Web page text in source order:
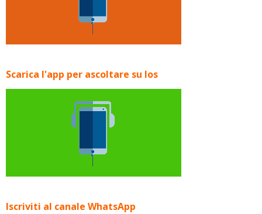
Scarica l'app per ascoltare su Ios
Iscriviti al canale WhatsApp